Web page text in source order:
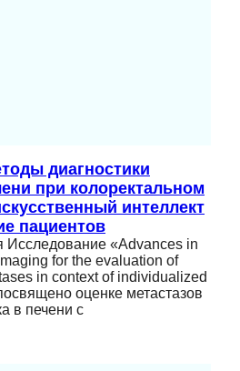
диагностики
при колоректальном
интеллект
пациентов
Исследование «Advances in
for the evaluation of
in context of individualized
оценке метастазов
в печени с